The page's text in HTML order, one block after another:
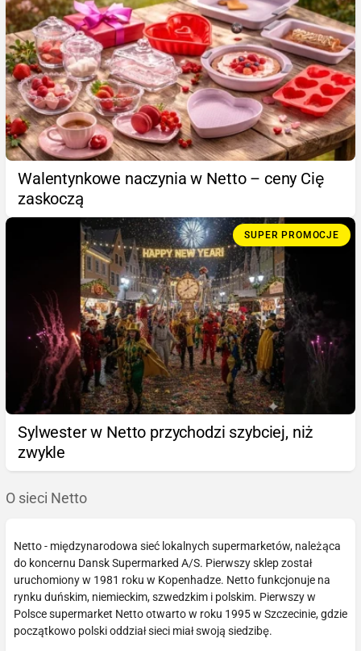
Walentynkowe naczynia w Netto – ceny Cię
zaskoczą
SUPER PROMOCJE
Sylwester w Netto przychodzi szybciej, niż
zwykle
O sieci Netto
Netto - międzynarodowa sieć lokalnych supermarketów, należąca
do koncernu Dansk Supermarked A/S. Pierwszy sklep został
uruchomiony w 1981 roku w Kopenhadze. Netto funkcjonuje na
rynku duńskim, niemieckim, szwedzkim i polskim. Pierwszy w
Polsce supermarket Netto otwarto w roku 1995 w Szczecinie, gdzie
początkowo polski oddział sieci miał swoją siedzibę.